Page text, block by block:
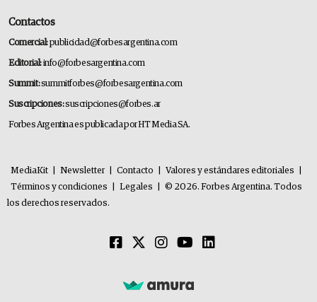
Contactos
Comercial:publicidad@forbesargentina.com
Editorial:info@forbesargentina.com
Summit:summitforbes@forbesargentina.com
Suscripciones:suscripciones@forbes.ar
Forbes Argentina es publicada por HT Media SA.
MediaKit Newsletter Contacto Valores y estándares editoriales
Términos y condiciones
Legales
© 2026. Forbes Argentina. Todos
los derechos reservados.